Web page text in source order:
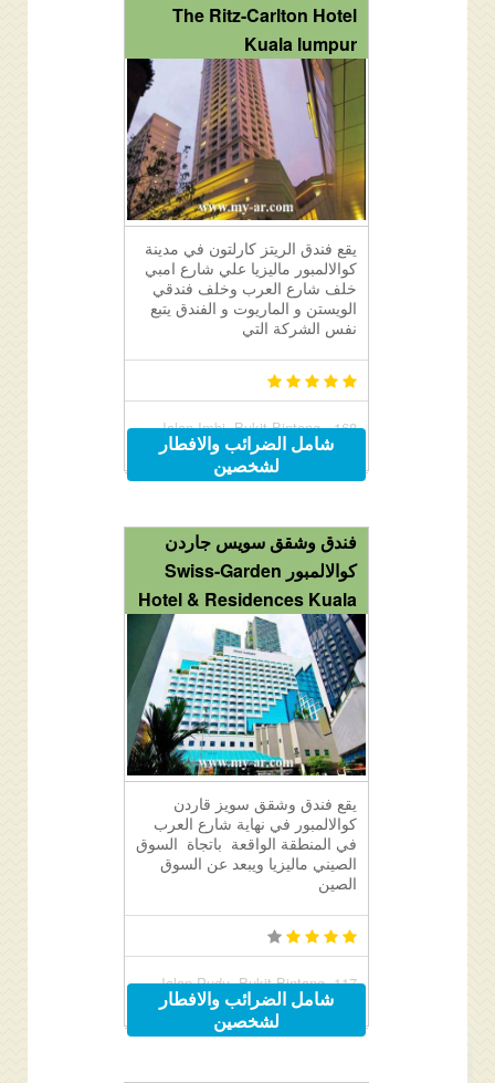
The Ritz-Carlton Hotel
Kuala lumpur
يقع فندق الريتز كارلتون في مدينة
كوالالمبور ماليزيا علي شارع امبي
خلف شارع العرب وخلف فندقي
الويستن و الماريوت و الفندق يتبع
نفس الشركة التي
168, Jalan Imbi, Bukit Bintang,
Kuala Lumpur, Malaysia 55100
شامل الضرائب والافطار
لشخصين
فندق وشقق سويس جاردن
كوالالمبور Swiss-Garden
Hotel & Residences Kuala
يقع فندق وشقق سويز قاردن
كوالالمبور في نهاية شارع العرب
في المنطقة الواقعة باتجاة السوق
الصيني ماليزيا ويبعد عن السوق
الصين
117 Jalan Pudu, Bukit Bintang,
Kuala Lumpur, Malaysia
شامل الضرائب والافطار
لشخصين